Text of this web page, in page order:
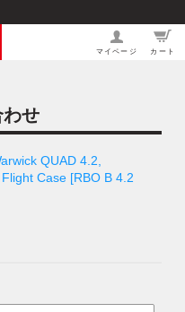
マイページ カート
せ
QUAD 4.2,
Case [RBO B 4.2